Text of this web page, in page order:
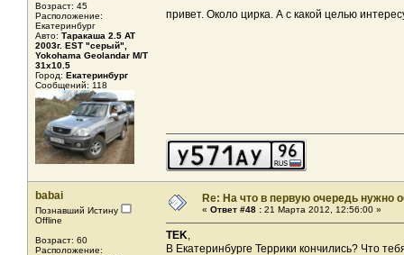
Возраст: 45
Расположение:
Екатеринбург
Авто: Таракаша 2.5 AT
2003г. EST "серый",
Yokohama Geolandar M/T
31x10.5
Город: Екатеринбург
Сообщений: 118
привет. Около цирка. А с какой целью
babai
Познавший Истину
Offline
Возраст: 60
Расположение:
Re: На что в первую очередь нужно
« Ответ #48 : 21 Марта 2012, 12:56:00 »
TEK,
В Екатеринбурге Террики кончились? Что